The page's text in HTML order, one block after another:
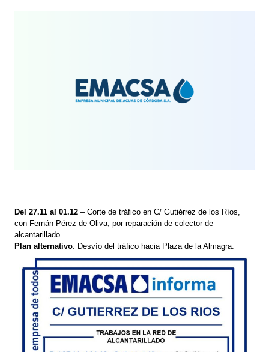
Del 27.11 al 01.12– Corte de tráfico en C/ Gutiérrez de los Ríos,
con Fernán Pérez de Oliva, por reparación de colector de
alcantarillado.
Plan alternativo: Desvío del tráfico hacia Plaza de la Almagra.